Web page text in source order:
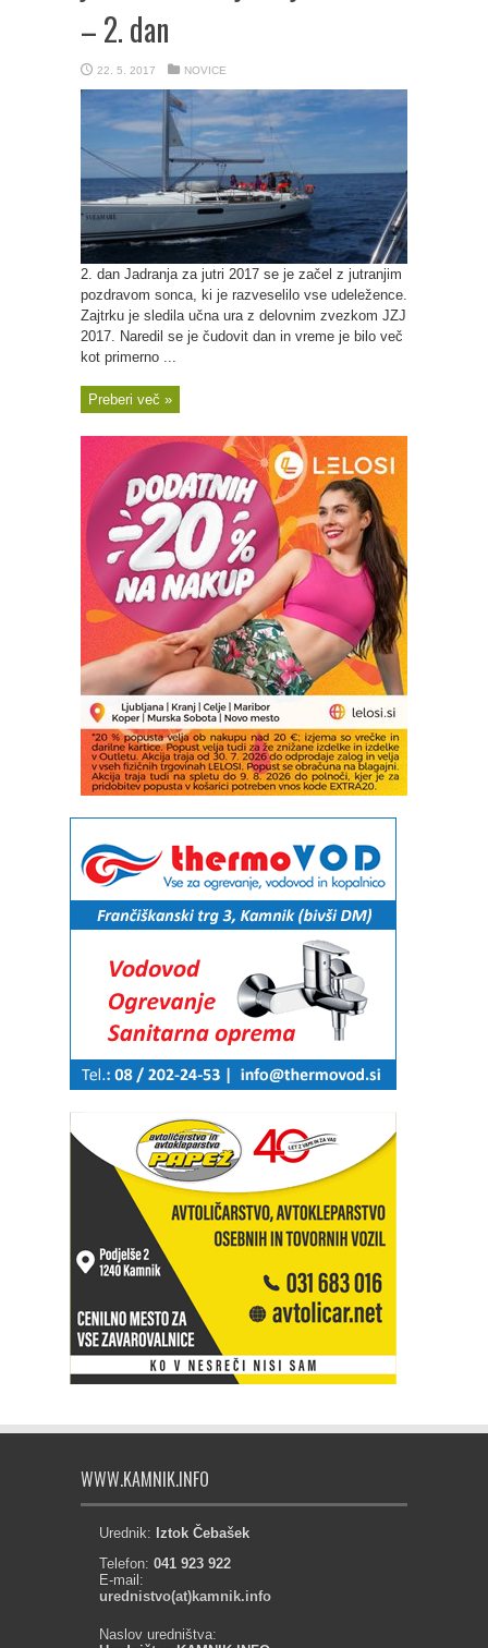
– 2. dan
22. 5. 2017 NOVICE
2. dan Jadranja za jutri 2017 se je začel z jutranjim
pozdravom sonca, ki je razveselilo vse udeležence.
Zajtrku je sledila učna ura z delovnim zvezkom JZJ
2017. Naredil se je čudovit dan in vreme je bilo več
kot primerno ...
Preberi več »
WWW.KAMNIK.INFO
Urednik: Iztok Čebašek
Telefon: 041 923 922
E-mail:
urednistvo(at)kamnik.info
Naslov uredništva: